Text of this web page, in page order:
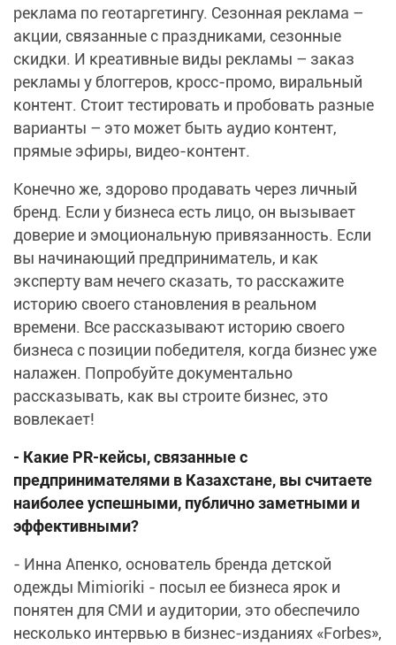
реклама по геотаргетингу. Сезонная реклама –
акции, связанные с праздниками, сезонные
скидки. И креативные виды рекламы – заказ
рекламы у блоггеров, кросс-промо, виральный
контент. Стоит тестировать и пробовать разные
варианты – это может быть аудио контент,
прямые эфиры, видео-контент.
Конечно же, здорово продавать через личный
бренд. Если у бизнеса есть лицо, он вызывает
доверие и эмоциональную привязанность. Если
вы начинающий предприниматель, и как
эксперту вам нечего сказать, то расскажите
историю своего становления в реальном
времени. Все рассказывают историю своего
бизнеса с позиции победителя, когда бизнес уже
налажен. Попробуйте документально
рассказывать, как вы строите бизнес, это
вовлекает!
- Какие PR-кейсы, связанные с
предпринимателями в Казахстане, вы считаете
наиболее успешными, публично заметными и
эффективными?
- Инна Апенко, основатель бренда детской
одежды Mimioriki - посыл ее бизнеса ярок и
понятен для СМИ и аудитории, это обеспечило
несколько интервью в бизнес-изданиях «Forbes»,